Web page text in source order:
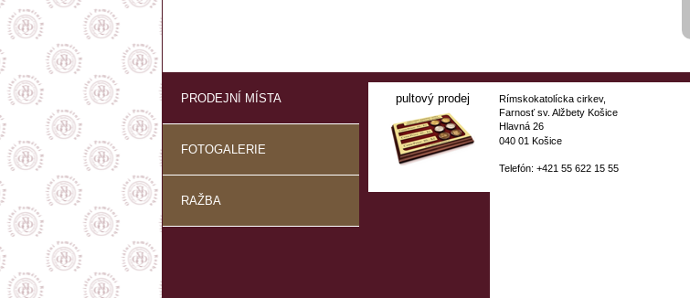
PRODEJNÍ MÍSTA
FOTOGALERIE
RAŽBA
pultový prodej
Rímskokatolícka cirkev,
Farnosť sv. Alžbety Košice
Hlavná 26
040 01 Košice
Telefón: +421 55 622 15 55